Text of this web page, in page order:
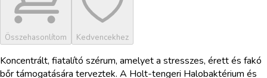
Összehasonlítom Kedvencekhez
Koncentrált, fiatalító szérum, amelyet a stresszes, érett és fakó
bőr támogatására terveztek. A Holt-tengeri Halobaktérium és